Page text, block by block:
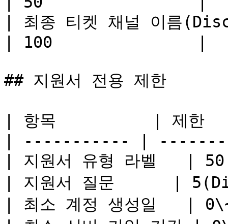
| 최종 티켓 채널 이름
| 100               |
## 지원서 전용 제한
| 항목          | 제
| ----------- |
| 지원서 유형 라
| 지원서 질문      |
| 최소 계정 생성일